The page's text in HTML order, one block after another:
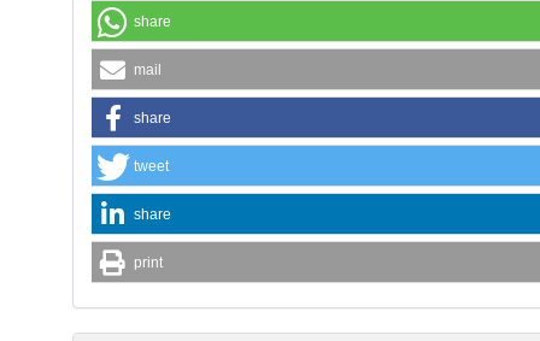
share
mail
share
tweet
share
print